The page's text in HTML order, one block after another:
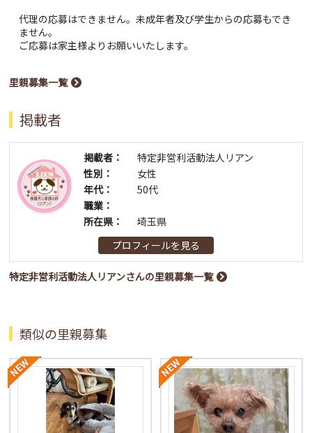
代理の応募はできません。未成年者及び学生からの応募もでき
ません。
ご応募は家主様よりお願いいたします。
里親募集一覧
掲載者
掲載者：
特定非営利活動法人リアン
性別：
女性
年代：
50代
職業：
所在県：
埼玉県
プロフィールを見る
特定非営利活動法人リアンさんの里親募集一覧
類似の里親募集